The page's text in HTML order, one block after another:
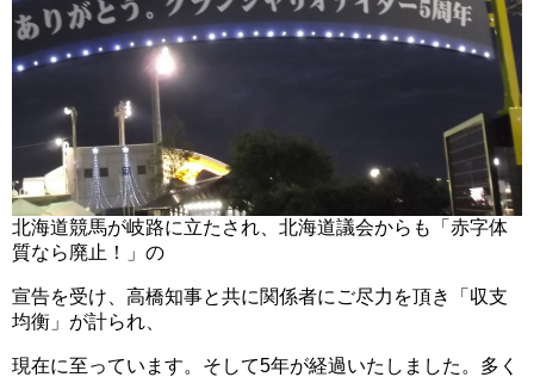
北海道競馬が岐路に立たされ、北海道議会からも「赤字体
質なら廃止！」の
宣告を受け、高橋知事と共に関係者にご尽力を頂き「収支
均衡」が計られ、
現在に至っています。そして5年が経過いたしました。多く